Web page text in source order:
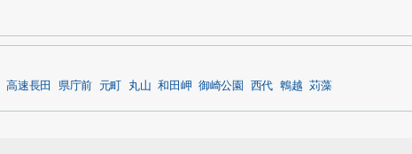
高速長田 県庁前 元町 丸山 和田岬 御崎公園 西代 鵯越 苅藻